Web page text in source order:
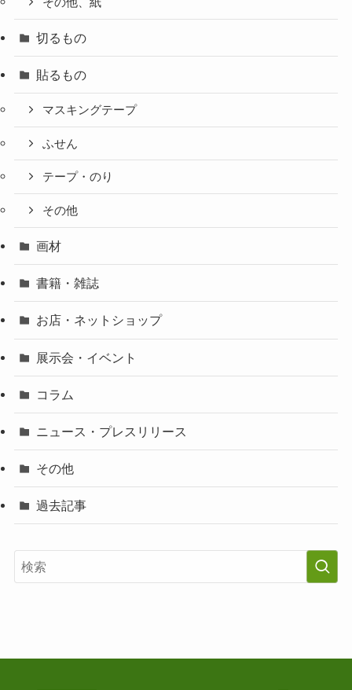
切るもの
貼るもの
マスキングテープ
ふせん
テープ・のり
その他
画材
書籍・雑誌
お店・ネットショップ
展示会・イベント
コラム
ニュース・プレスリリース
その他
過去記事